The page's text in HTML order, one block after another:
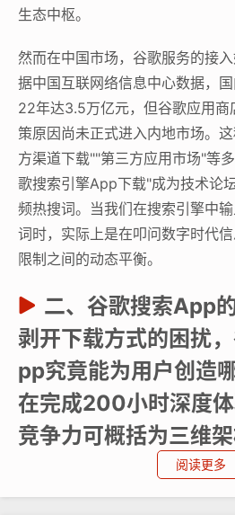
生态中枢。
然而在中国市场，谷歌服务的接
据中国互联网络信息中心数据，
22年达3.5万亿元，但谷歌应用
策原因尚未正式进入内地市场。
方渠道下载""第三方应用市场"等
歌搜索引擎App下载"成为技术论
频热搜词。当我们在搜索引擎中
词时，实际上是在叩问数字时代
限制之间的动态平衡。
二、谷歌搜索App
剥开下载方式的困扰
pp究竟能为用户创造
在完成200小时深度
竞争力可概括为三维
络的无界访问、AI驱
化、跨场景的服务生
阅读更多